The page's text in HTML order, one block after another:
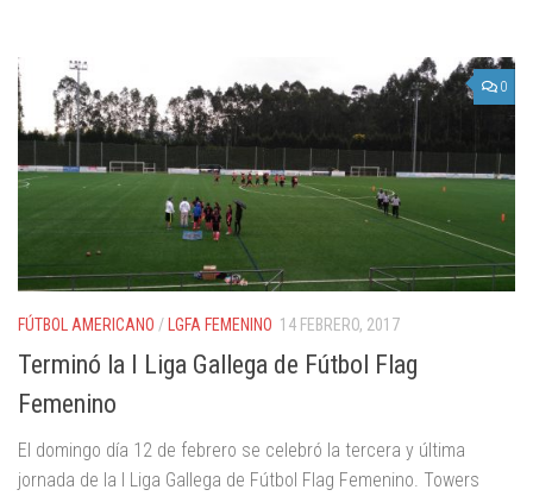
0
FÚTBOL AMERICANO / LGFA FEMENINO 14 FEBRERO, 2017
Terminó la I Liga Gallega de Fútbol Flag
Femenino
El domingo día 12 de febrero se celebró la tercera y última
jornada de la I Liga Gallega de Fútbol Flag Femenino. Towers